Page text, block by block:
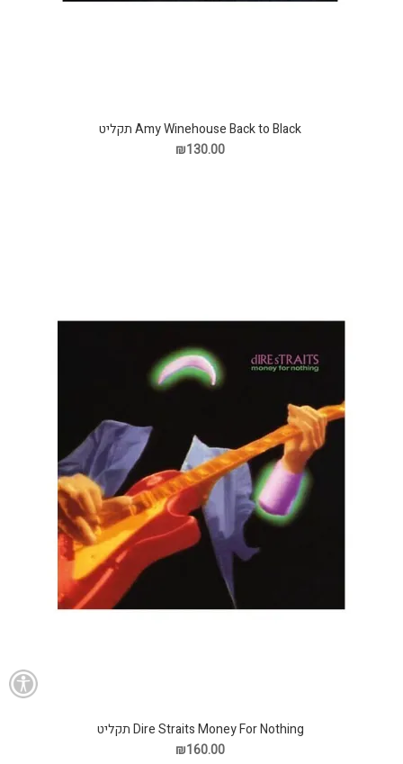
Amy Winehouse Back to Black תקליט
₪130.00
Dire Straits Money For Nothing תקליט
₪160.00